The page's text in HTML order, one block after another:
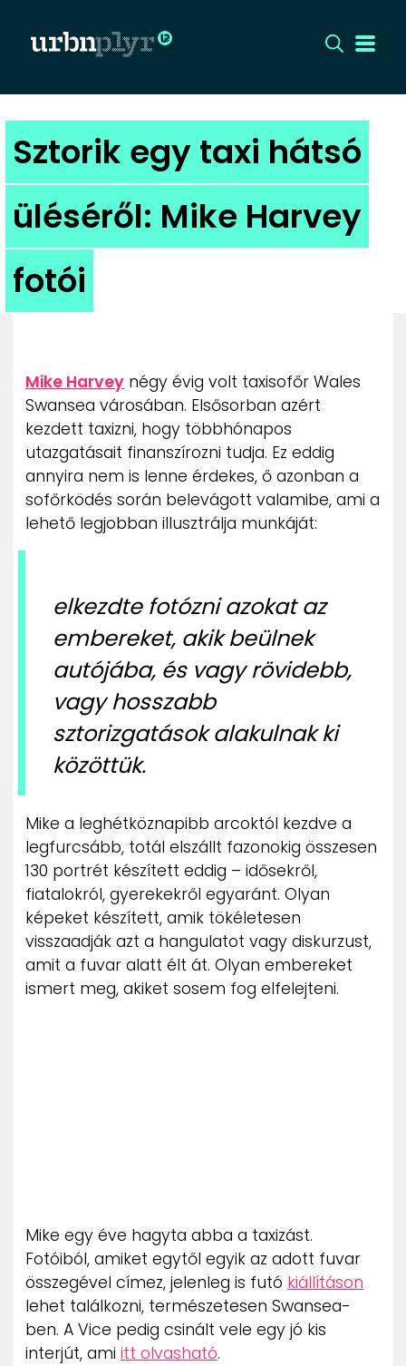
CÍMLAP
DIZÁJN
DIVAT
UTCA
ZENE
MÉDIAAJÁNLAT
IMPRESSZUM
PR-ARCHÍVUM
ADATKEZELÉSI TÁJÉKOZTATÓ
Sztorik egy taxi hátsó
üléséről: Mike Harvey
fotói
Mike Harvey négy évig volt taxisofőr Wales
Swansea városában. Elsősorban azért
kezdett taxizni, hogy többhónapos
utazgatásait finanszírozni tudja. Ez eddig
annyira nem is lenne érdekes, ő azonban a
sofőrködés során belevágott valamibe, ami a
lehető legjobban illusztrálja munkáját:
elkezdte fotózni azokat az
embereket, akik beülnek
autójába, és vagy rövidebb,
vagy hosszabb
sztorizgatások alakulnak ki
közöttük.
Mike a leghétköznapibb arcoktól kezdve a
legfurcsább, totál elszállt fazonokig összesen
130 portrét készített eddig – idősekről,
fiatalokról, gyerekekről egyaránt. Olyan
képeket készített, amik tökéletesen
visszaadják azt a hangulatot vagy diskurzust,
amit a fuvar alatt élt át. Olyan embereket
ismert meg, akiket sosem fog elfelejteni.
Mike egy éve hagyta abba a taxizást.
Fotóiból, amiket egytől egyik az adott fuvar
összegével címez, jelenleg is futó kiállításon
lehet találkozni, természetesen Swansea-
ben. A Vice pedig csinált vele egy jó kis
interjút, ami itt olvasható.